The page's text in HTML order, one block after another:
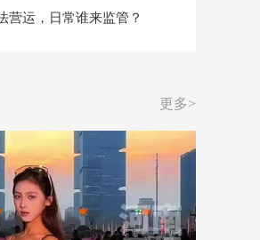
营运，日常谁来监管？
更多>